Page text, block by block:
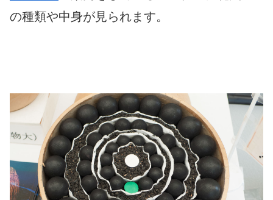
の種類や中身が見られます。